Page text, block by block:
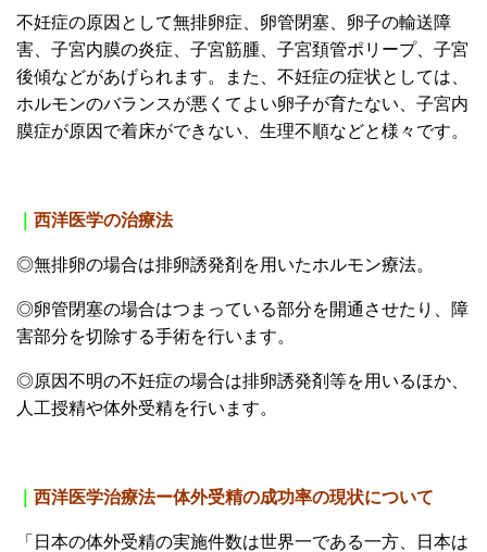
不妊症の原因として無排卵症、卵管閉塞、卵子の輸送障
害、子宮内膜の炎症、子宮筋腫、子宮頚管ポリープ、子宮
後傾などがあげられます。また、不妊症の症状としては、
ホルモンのバランスが悪くてよい卵子が育たない、子宮内
膜症が原因で着床ができない、生理不順などと様々です。
西洋医学の治療法
◎無排卵の場合は排卵誘発剤を用いたホルモン療法。
◎卵管閉塞の場合はつまっている部分を開通させたり、障
害部分を切除する手術を行います。
◎原因不明の不妊症の場合は排卵誘発剤等を用いるほか、
人工授精や体外受精を行います。
西洋医学治療法ー体外受精の成功率の現状について
「日本の体外受精の実施件数は世界一である一方、日本は